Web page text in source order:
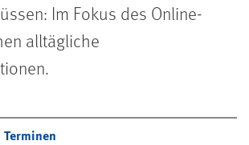
Im Fokus des Online-
alltägliche